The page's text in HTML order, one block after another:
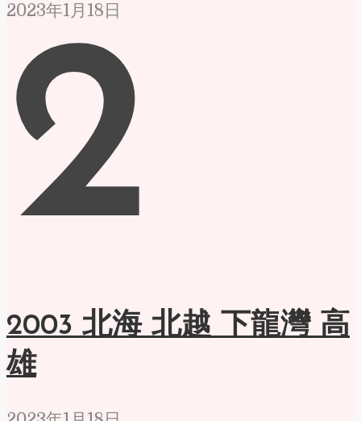
2023年1月18日
2
2003 北海 北越 下龍灣 高
雄